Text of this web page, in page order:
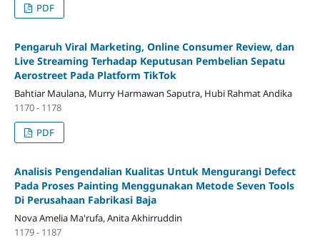
PDF
Pengaruh Viral Marketing, Online Consumer Review, dan
Live Streaming Terhadap Keputusan Pembelian Sepatu
Aerostreet Pada Platform TikTok
Bahtiar Maulana, Murry Harmawan Saputra, Hubi Rahmat Andika
1170 - 1178
PDF
Analisis Pengendalian Kualitas Untuk Mengurangi Defect
Pada Proses Painting Menggunakan Metode Seven Tools
Di Perusahaan Fabrikasi Baja
Nova Amelia Ma'rufa, Anita Akhirruddin
1179 - 1187